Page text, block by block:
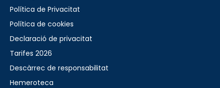
Política de Privacitat
Política de cookies
Declaració de privacitat
Tarifes 2026
Descàrrec de responsabilitat
Hemeroteca